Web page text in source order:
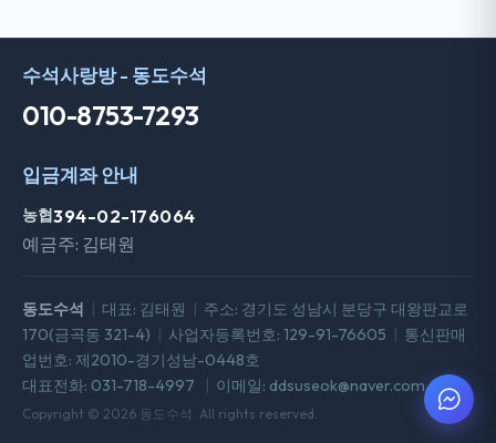
수석사랑방 - 동도수석
010-8753-7293
입금계좌 안내
농협394-02-176064
예금주: 김태원
동도수석 | 대표: 김태원 | 주소: 경기도 성남시 분당구 대왕판교로
170(금곡동 321-4) | 사업자등록번호: 129-91-76605 | 통신판매
업번호: 제2010-경기성남-0448호
대표전화: 031-718-4997
| 이메일: ddsuseok@naver.com
Copyright © 2026 동도수석. All rights reserved.